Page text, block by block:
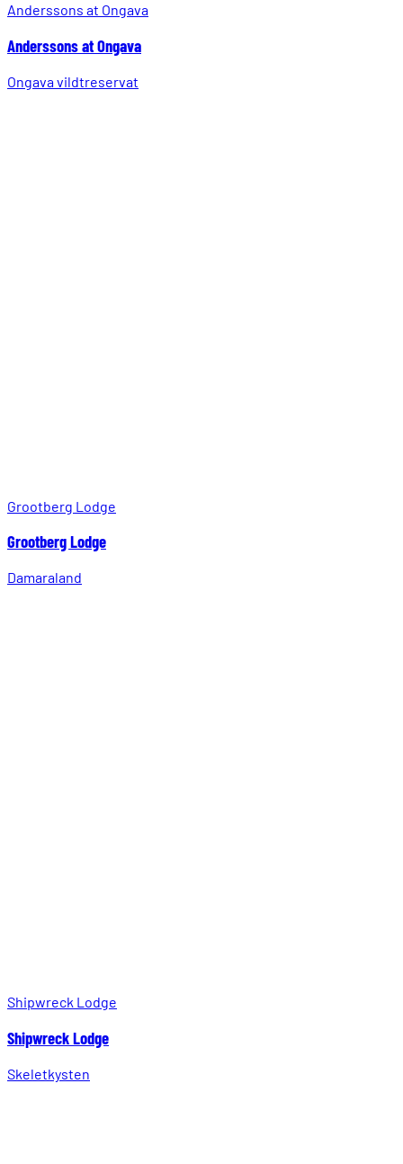
Anderssons at Ongava
Anderssons at Ongava
Ongava vildtreservat
Grootberg Lodge
Grootberg Lodge
Damaraland
Shipwreck Lodge
Shipwreck Lodge
Skeletkysten